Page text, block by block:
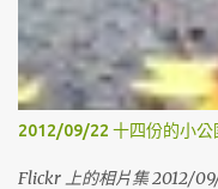
著動手作一些東西。下午
了。 這次還是沒進旁邊的
Flickr Album Maker
2012/09/22 十四份的小公
Flickr 上的相片集 2012/